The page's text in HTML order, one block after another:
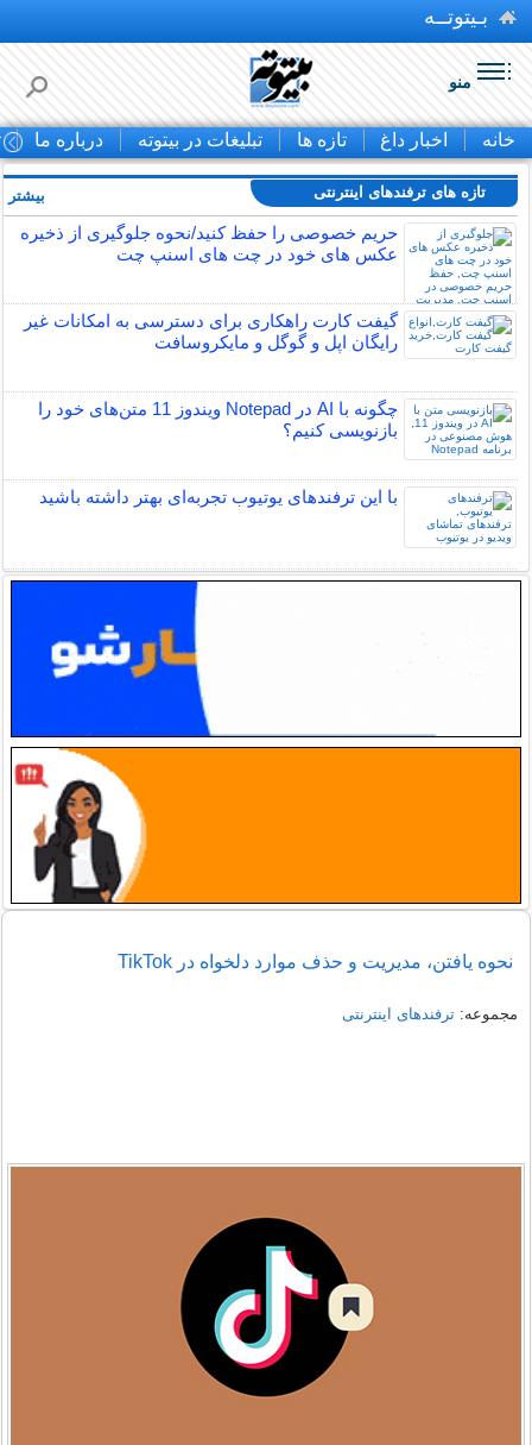
بـیتوتــه
منو
خانه اخبار داغ تازه ها تبلیغات در بیتوته درباره ما
تازه های ترفندهای اینترنتی
حریم خصوصی را حفظ کنید/نحوه جلوگیری از ذخیره
عکس های خود در چت های اسنپ چت
گیفت کارت راهکاری برای دسترسی به امکانات غیر
رایگان اپل و گوگل و مایکروسافت
چگونه با AI در Notepad ویندوز 11 متن‌های خود را
بازنویسی کنیم؟
با این ترفندهای یوتیوب تجربه‌ای بهتر داشته باشید
بیشتر
نحوه یافتن، مدیریت و حذف موارد دلخواه در TikTok
مجموعه:ترفندهای اینترنتی